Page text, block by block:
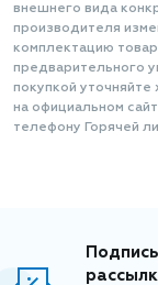
внешнего вида
производителя
комплектацию
предварительного
покупкой
на официальном
телефону Горячей